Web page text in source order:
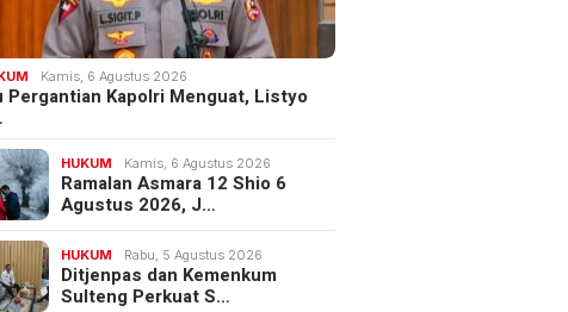
Kamis, 6 Agustus 2026
Pergantian Kapolri Menguat, Listyo
HUKUM Kamis, 6 Agustus 2026
Ramalan Asmara 12 Shio 6
Agustus 2026, J…
HUKUM Rabu, 5 Agustus 2026
Ditjenpas dan Kemenkum
Sulteng Perkuat S…